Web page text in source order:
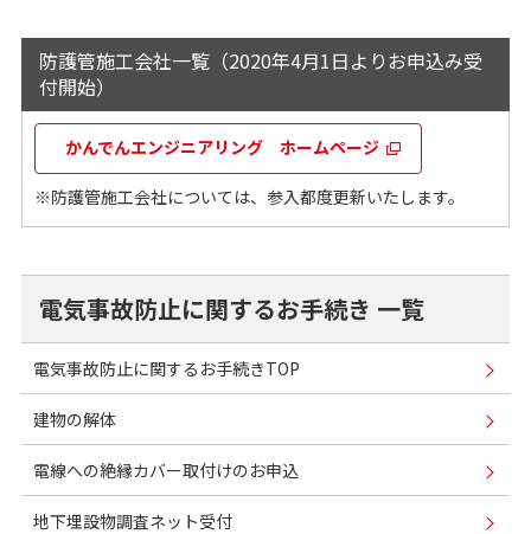
防護管施工会社一覧（2020年4月1日よりお申込み受
付開始）
かんでんエンジニアリング ホームページ
※防護管施工会社については、参入都度更新いたします。
電気事故防止に関するお手続き 一覧
電気事故防止に関するお手続きTOP
建物の解体
電線への絶縁カバー取付けのお申込
地下埋設物調査ネット受付